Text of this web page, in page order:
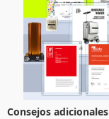
Consejos adicionales